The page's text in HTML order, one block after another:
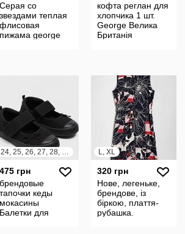
Серая со
звездами теплая
флисовая
пижама george
кофта реглан для
хлопчика 1 шт.
George Велика
Британія
24, 25, 26, 27, 28, 29, 30, 31, 32, 33, 34, 35, 36
475 грн
брендовые
тапочки кеды
мокасины
Балетки для
L, XL
320 грн
Нове, легеньке,
брендове, із
біркою, плаття-
рубашка.